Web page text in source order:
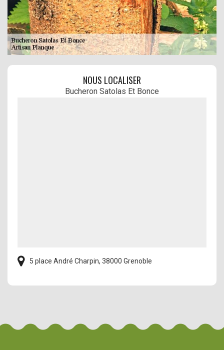
NOUS LOCALISER
Bucheron Satolas Et Bonce
5 place André Charpin, 38000 Grenoble